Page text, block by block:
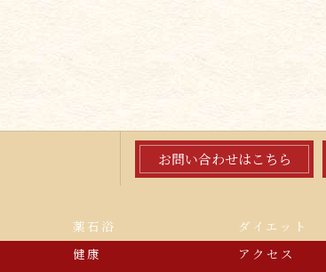
お問い合わせはこちら
薬石浴
健康
ダイエット
アクセス